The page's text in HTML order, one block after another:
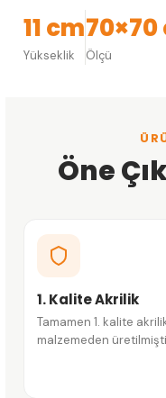
11 cm
Yükseklik
70×70
Ölçü
Öne
1. Kalite Akrilik
Tamamen 1. kalite
malzemeden